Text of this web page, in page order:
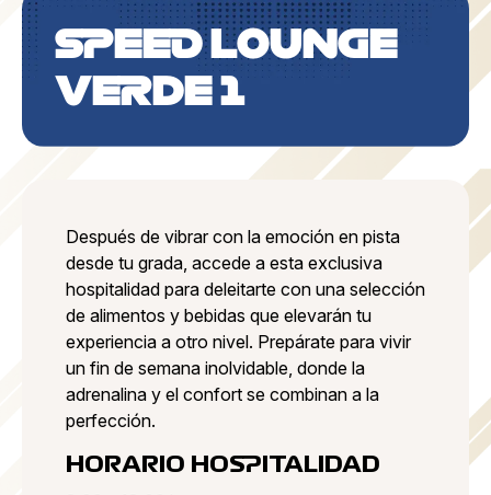
SPEED LOUNGE
VERDE 1
Después de vibrar con la emoción en pista
desde tu grada, accede a esta exclusiva
hospitalidad para deleitarte con una selección
de alimentos y bebidas que elevarán tu
experiencia a otro nivel. Prepárate para vivir
un fin de semana inolvidable, donde la
adrenalina y el confort se combinan a la
perfección.
HORARIO HOSPITALIDAD